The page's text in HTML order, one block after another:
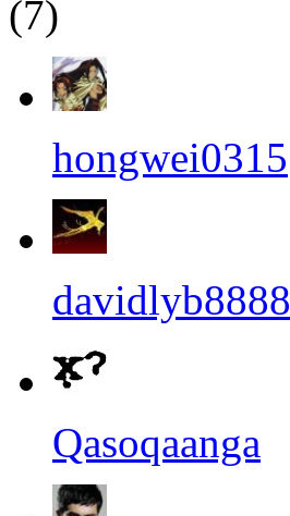
(7)
hongwei0315
davidlyb8888
Qasoqaanga